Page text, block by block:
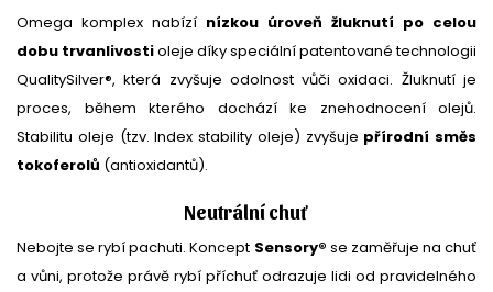
Omega komplex nabízí nízkou úroveň žluknutí po celou
dobu trvanlivostioleje díky speciální patentované technologii
QualitySilver®, která zvyšuje odolnost vůči oxidaci. Žluknutí je
proces, během kterého dochází ke znehodnocení olejů.
Stabilitu oleje (tzv. Index stability oleje) zvyšuje přírodní směs
tokoferolů (antioxidantů).
Neutrální chuť
Nebojte se rybí pachuti. Koncept Sensory® se zaměřuje na chuť
a vůni, protože právě rybí příchuť odrazuje lidi od pravidelného